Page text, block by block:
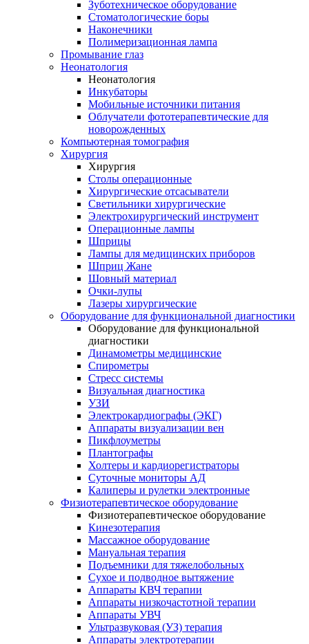
Зуботехническое оборудование
Стоматологические боры
Наконечники
Полимеризационная лампа
Промывание глаз
Неонатология
Неонатология
Инкубаторы
Мобильные источники питания
Облучатели фототерапевтические для
новорожденных
Компьютерная томография
Хирургия
Хирургия
Столы операционные
Хирургические отсасыватели
Светильники хирургические
Электрохирургический инструмент
Операционные лампы
Шприцы
Лампы для медицинских приборов
Шприц Жане
Шовный материал
Очки-лупы
Лазеры хирургические
Оборудование для функциональной диагностики
Оборудование для функциональной
диагностики
Динамометры медицинские
Спирометры
Стресс системы
Визуальная диагностика
УЗИ
Электрокардиографы (ЭКГ)
Аппараты визуализации вен
Пикфлоуметры
Плантографы
Холтеры и кардиорегистраторы
Суточные мониторы АД
Калиперы и рулетки электронные
Физиотерапевтическое оборудование
Физиотерапевтическое оборудование
Кинезотерапия
Массажное оборудование
Мануальная терапия
Подъемники для тяжелобольных
Сухое и подводное вытяжение
Аппараты КВЧ терапии
Аппараты низкочастотной терапии
Аппараты УВЧ
Ультразвуковая (УЗ) терапия
Аппараты электротерапии